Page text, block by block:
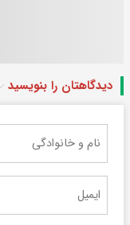
دیدگاهتان را بنویسید